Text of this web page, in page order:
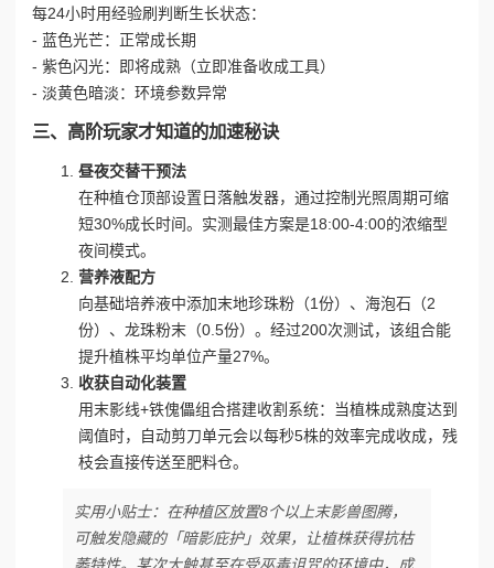
每24小时用经验刷判断生长状态：
- 蓝色光芒：正常成长期
- 紫色闪光：即将成熟（立即准备收成工具）
- 淡黄色暗淡：环境参数异常
三、高阶玩家才知道的加速秘诀
昼夜交替干预法
在种植仓顶部设置日落触发器，通过控制光照周期可缩
短30%成长时间。实测最佳方案是18:00-4:00的浓缩型
夜间模式。
营养液配方
向基础培养液中添加末地珍珠粉（1份）、海泡石（2
份）、龙珠粉末（0.5份）。经过200次测试，该组合能
提升植株平均单位产量27%。
收获自动化装置
用末影线+铁傀儡组合搭建收割系统：当植株成熟度达到
阈值时，自动剪刀单元会以每秒5株的效率完成收成，残
枝会直接传送至肥料仓。
实用小贴士：在种植区放置8个以上末影兽图腾，
可触发隐藏的「暗影庇护」效果，让植株获得抗枯